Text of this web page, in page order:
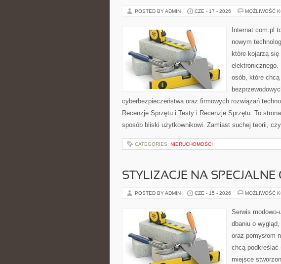
POSTED BY ADMIN CZE - 17 - 2026 MOŻLIWOŚĆ
Internat.com.pl
nowym
które kojarzą
osób, które
cyberbezpieczeństwa oraz firmowych rozwiązań
Recenzje Sprzętu i Testy i Recenzje Sprzętu. To
sposób bliski użytkownikowi. Zamiast suchej teorii,
CATEGORIES: NIERUCHOMOŚCI
STYLIZACJE NA SPECJALNE
POSTED BY ADMIN CZE - 15 - 2026 MOŻLIWOŚĆ
Serwis modowo-
dbaniu o
oraz pomysłom
chcą podkreślać
miejsce